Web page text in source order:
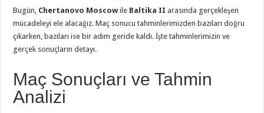
Bugün, Chertanovo Moscowile Baltika II arasında gerçekleşen
mücadeleyi ele alacağız. Maç sonucu tahminlerimizden bazıları doğru
çıkarken, bazıları ise bir adım geride kaldı. İşte tahminlerimizin ve
gerçek sonuçların detayı.
Maç Sonuçları ve Tahmin
Analizi